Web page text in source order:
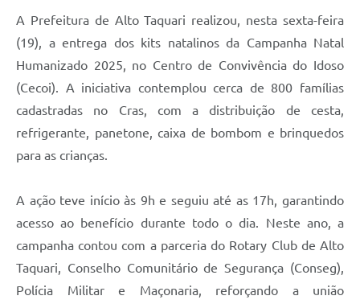
A Prefeitura de Alto Taquari realizou, nesta sexta-feira
(19), a entrega dos kits natalinos da Campanha Natal
Humanizado 2025, no Centro de Convivência do Idoso
(Cecoi). A iniciativa contemplou cerca de 800 famílias
cadastradas no Cras, com a distribuição de cesta,
refrigerante, panetone, caixa de bombom e brinquedos
para as crianças.
A ação teve início às 9h e seguiu até as 17h, garantindo
acesso ao benefício durante todo o dia. Neste ano, a
campanha contou com a parceria do Rotary Club de Alto
Taquari, Conselho Comunitário de Segurança (Conseg),
Polícia Militar e Maçonaria, reforçando a união